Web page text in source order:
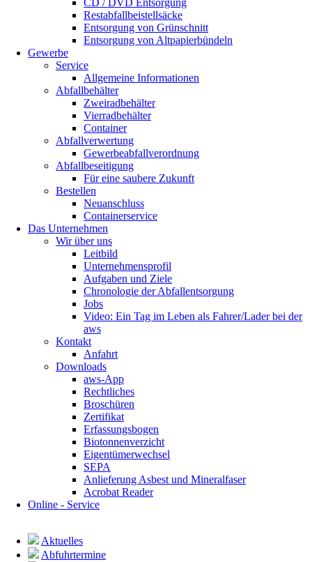
CD / DVD Entsorgung
Restabfallbeistellsäcke
Entsorgung von Grünschnitt
Entsorgung von Altpapierbündeln
Gewerbe
Service
Allgemeine Informationen
Abfallbehälter
Zweiradbehälter
Vierradbehälter
Container
Abfallverwertung
Gewerbeabfallverordnung
Abfallbeseitigung
Für eine saubere Zukunft
Bestellen
Neuanschluss
Containerservice
Das Unternehmen
Wir über uns
Leitbild
Unternehmensprofil
Aufgaben und Ziele
Chronologie der Abfallentsorgung
Jobs
Video: Ein Tag im Leben als Fahrer/Lader bei der
aws
Kontakt
Anfahrt
Downloads
aws-App
Rechtliches
Broschüren
Zertifikat
Erfassungsbogen
Biotonnenverzicht
Eigentümerwechsel
SEPA
Anlieferung Asbest und Mineralfaser
Acrobat Reader
Online - Service
überspringenAktuelles
Abfuhrtermine